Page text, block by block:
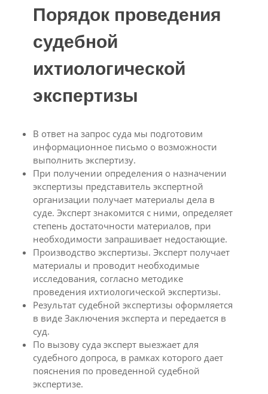
Порядок проведения
судебной
ихтиологической
экспертизы
В ответ на запрос суда мы подготовим
информационное письмо о возможности
выполнить экспертизу.
При получении определения о назначении
экспертизы представитель экспертной
организации получает материалы дела в
суде. Эксперт знакомится с ними, определяет
степень достаточности материалов, при
необходимости запрашивает недостающие.
Производство экспертизы. Эксперт получает
материалы и проводит необходимые
исследования, согласно методике
проведения ихтиологической экспертизы.
Результат судебной экспертизы оформляется
в виде Заключения эксперта и передается в
суд.
По вызову суда эксперт выезжает для
судебного допроса, в рамках которого дает
пояснения по проведенной судебной
экспертизе.